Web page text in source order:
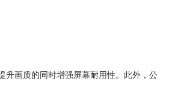
升画质的同时增强屏幕耐用性。此外，公